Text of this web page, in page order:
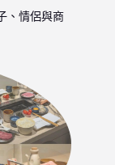
、情侶與商